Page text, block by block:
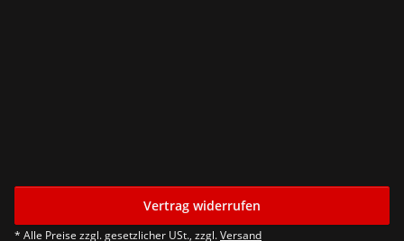
Vertrag widerrufen
* Alle Preise zzgl. gesetzlicher USt., zzgl.Versand